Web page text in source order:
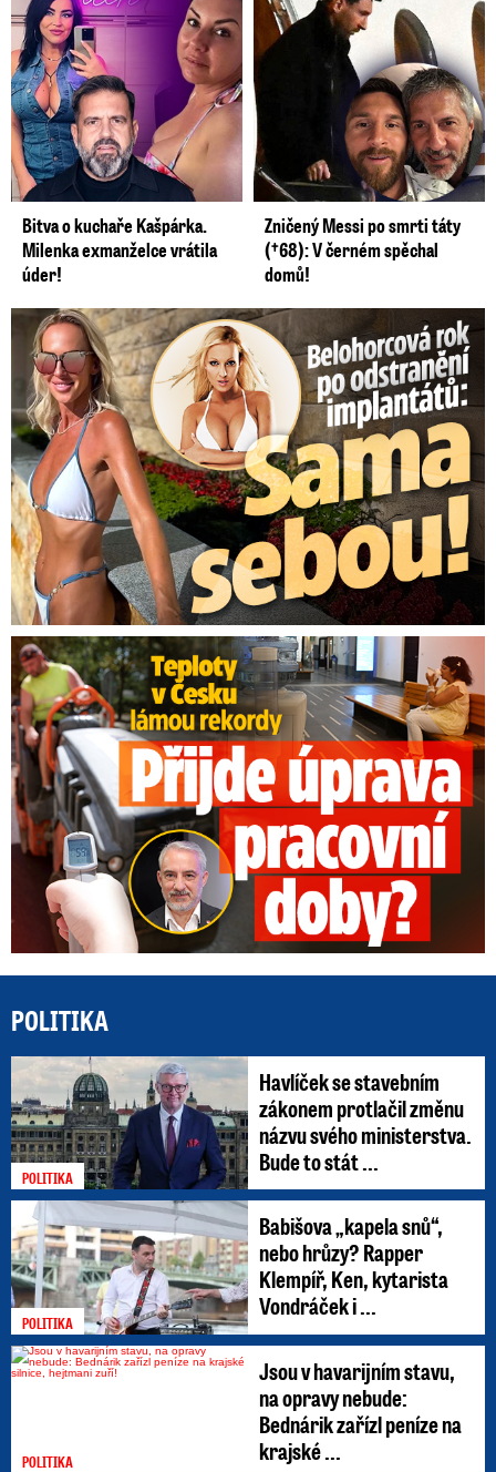
Bitva o kuchaře Kašpárka.
Milenka exmanželce vrátila
úder!
Zničený Messi po smrti táty
(†68): V černém spěchal
domů!
Belohorcová rok po odstranění implantátů: Konečně sama sebou
Teploty v Česku lámou rekordy: Přijde úprava pracovní doby?
POLITIKA
POLITIKA
Havlíček se stavebním
zákonem protlačil změnu
názvu svého ministerstva.
Bude to stát ...
POLITIKA
Babišova „kapela snů“,
nebo hrůzy? Rapper
Klempíř, Ken, kytarista
Vondráček i ...
POLITIKA
Jsou v havarijním stavu,
na opravy nebude:
Bednárik zařízl peníze na
krajské ...